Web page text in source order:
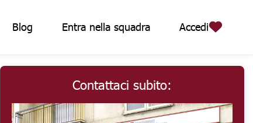
Blog Entra nella squadra Accedi
Contattaci subito: